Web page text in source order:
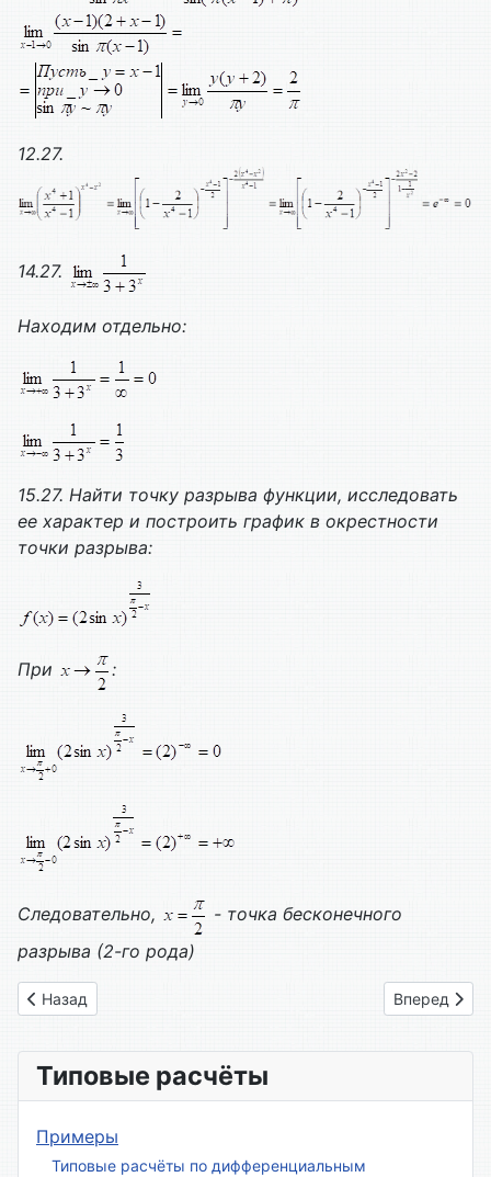
12.27.
14.27.
Находим отдельно:
15.27. Найти точку разрыва функции, исследовать
ее характер и построить график в окрестности
точки разрыва:
При :
Следовательно,
- точка бесконечного
разрыва (2-го рода)
Предыдущий: Вариант № 26
Назад Следующий:
Вперед
Типовые расчёты
Примеры
Типовые расчёты по дифференциальным